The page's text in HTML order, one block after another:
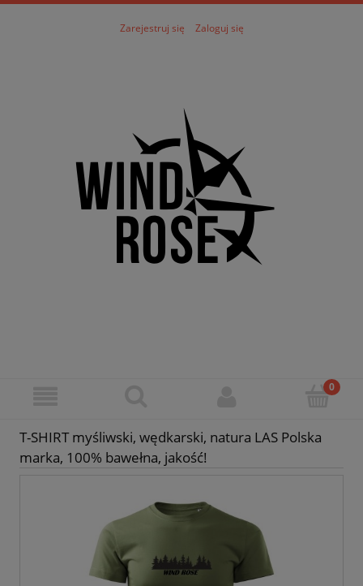
Zarejestruj się Zaloguj się
T-SHIRT myśliwski, wędkarski, natura LAS Polska
marka, 100% bawełna, jakość!